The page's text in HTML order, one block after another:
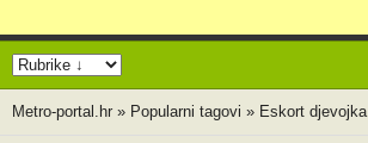
Metro-portal.hr » Popularni tagovi » Eskort djevojka